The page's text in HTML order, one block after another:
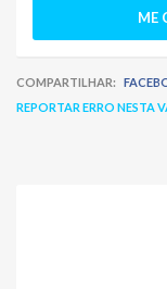
ME
COMPARTILHAR:
REPORTAR ERRO NESTA